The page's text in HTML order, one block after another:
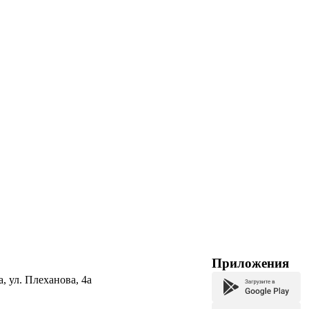
ул. Плеханова, 4а
Приложения